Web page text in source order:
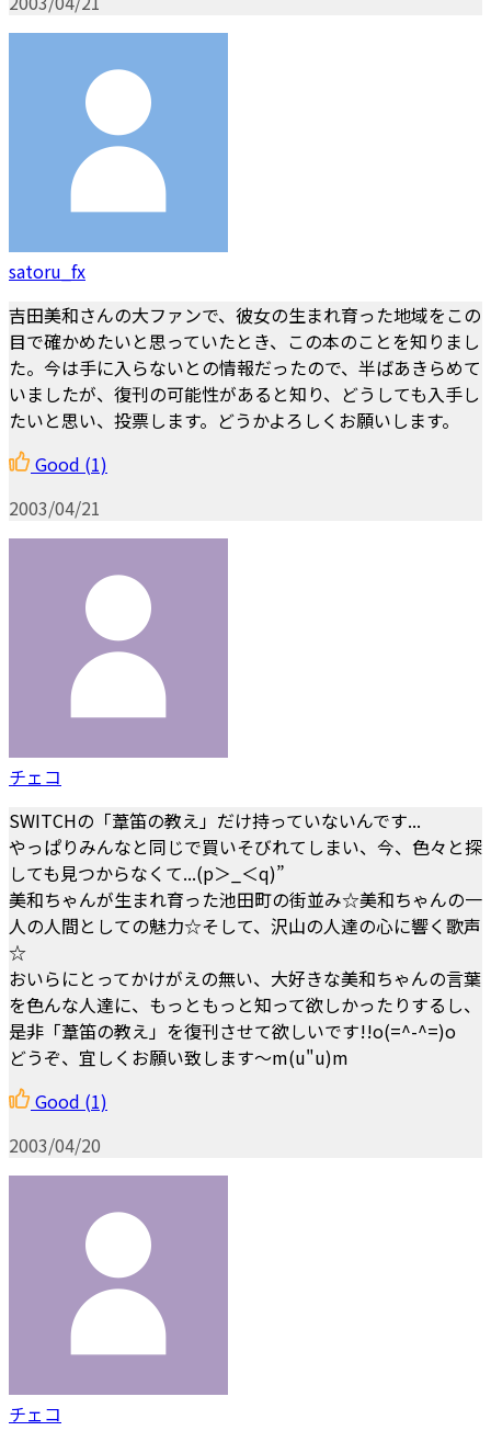
satoru_fx
吉田美和さんの大ファンで、彼女の生まれ育った地域をこの
目で確かめたいと思っていたとき、この本のことを知りまし
た。今は手に入らないとの情報だったので、半ばあきらめて
いましたが、復刊の可能性があると知り、どうしても入手し
たいと思い、投票します。どうかよろしくお願いします。
Good (1)
2003/04/21
チェコ
SWITCHの「葦笛の教え」だけ持っていないんです...
やっぱりみんなと同じで買いそびれてしまい、今、色々と探
しても見つからなくて...(p＞_＜q)”
美和ちゃんが生まれ育った池田町の街並み☆美和ちゃんの一
人の人間としての魅力☆そして、沢山の人達の心に響く歌声
☆
おいらにとってかけがえの無い、大好きな美和ちゃんの言葉
を色んな人達に、もっともっと知って欲しかったりするし、
是非「葦笛の教え」を復刊させて欲しいです!!o(=^-^=)o
どうぞ、宜しくお願い致します～m(u"u)m
Good (1)
2003/04/20
チェコ